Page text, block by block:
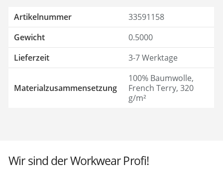
Artikelnummer
33591158
Gewicht
0.5000
Lieferzeit
3-7 Werktage
Materialzusammensetzung
100% Baumwolle,
French Terry, 320
g/m²
Wir sind der Workwear Profi!